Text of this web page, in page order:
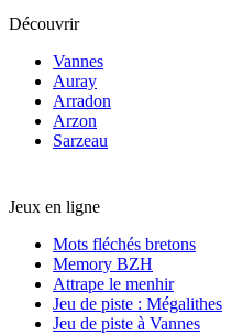
Découvrir
Vannes
Auray
Arradon
Arzon
Sarzeau
Jeux en ligne
Mots fléchés bretons
Memory BZH
Attrape le menhir
Jeu de piste : Mégalithes
Jeu de piste à Vannes